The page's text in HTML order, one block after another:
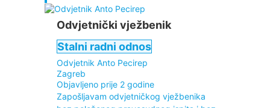
Odvjetnički vježbenik
Stalni radni odnos
Odvjetnik Anto Pecirep
Zagreb
Objavljeno prije 2 godine
Zapošljavam odvjetničkog vježbenika